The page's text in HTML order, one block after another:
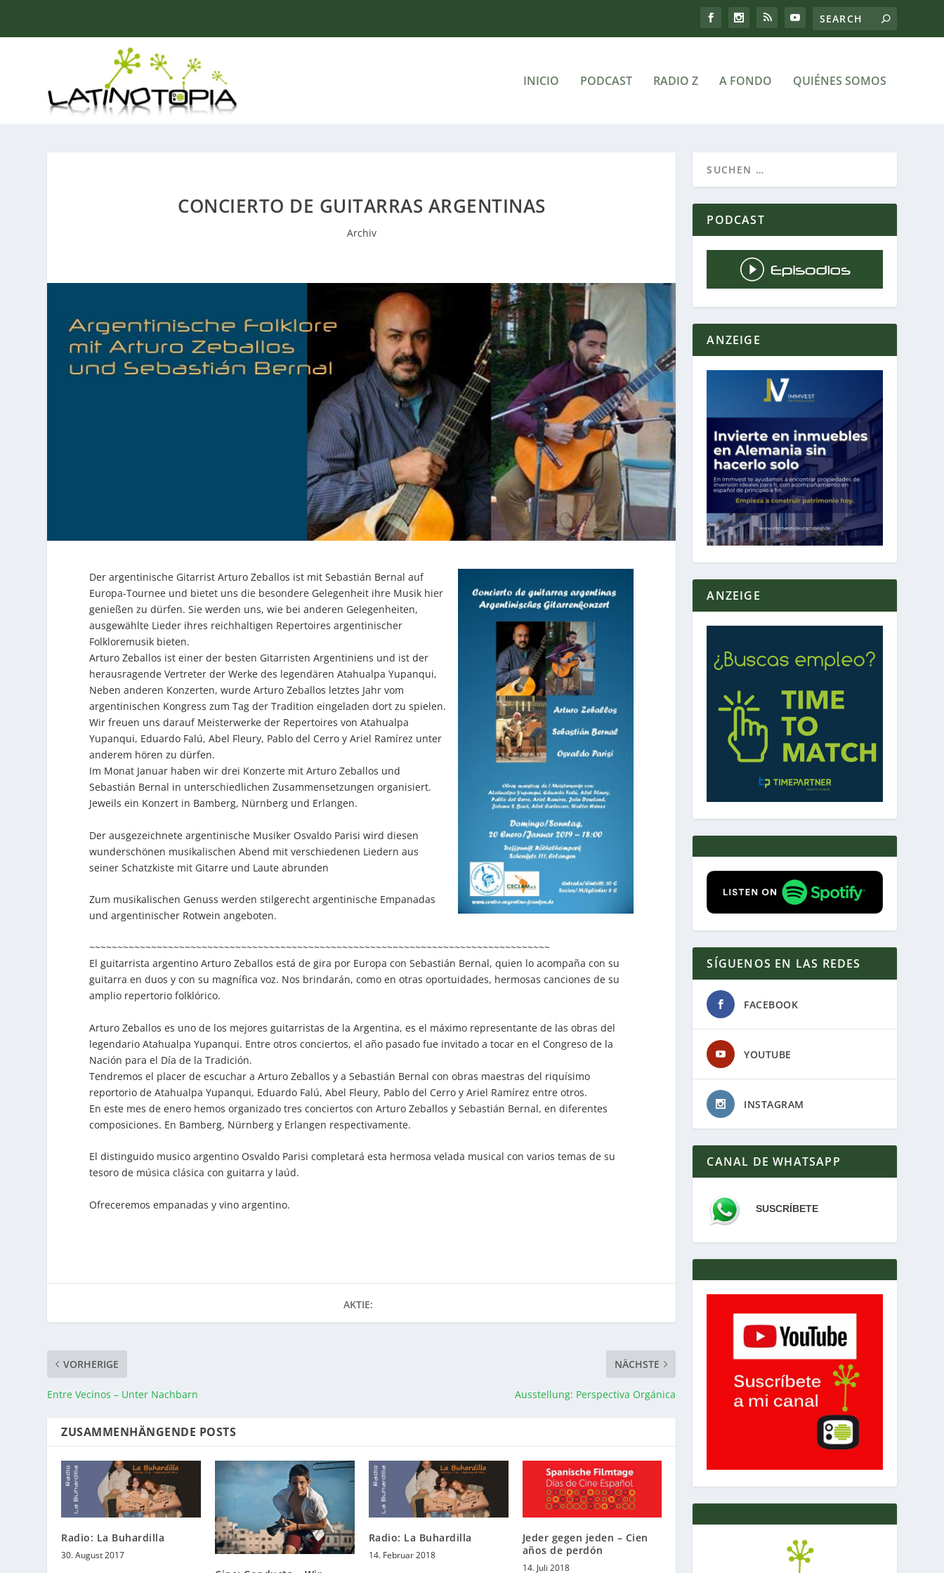
INICIO PODCAST RADIO Z A FONDO QUIÉNES SOMOS
CONCIERTO DE GUITARRAS ARGENTINAS
Archiv
Der argentinische Gitarrist Arturo Zeballos ist mit Sebastián Bernal auf
Europa-Tournee und bietet uns die besondere Gelegenheit ihre Musik hier
genießen zu dürfen. Sie werden uns, wie bei anderen Gelegenheiten,
ausgewählte Lieder ihres reichhaltigen Repertoires argentinischer
Folkloremusik bieten.
Arturo Zeballos ist einer der besten Gitarristen Argentiniens und ist der
herausragende Vertreter der Werke des legendären Atahualpa Yupanqui,
Neben anderen Konzerten, wurde Arturo Zeballos letztes Jahr vom
argentinischen Kongress zum Tag der Tradition eingeladen dort zu spielen.
Wir freuen uns darauf Meisterwerke der Repertoires von Atahualpa
Yupanqui, Eduardo Falú, Abel Fleury, Pablo del Cerro y Ariel Ramírez unter
anderem hören zu dürfen.
Im Monat Januar haben wir drei Konzerte mit Arturo Zeballos und
Sebastián Bernal in unterschiedlichen Zusammensetzungen organisiert.
Jeweils ein Konzert in Bamberg, Nürnberg und Erlangen.
Der ausgezeichnete argentinische Musiker Osvaldo Parisi wird diesen
wunderschönen musikalischen Abend mit verschiedenen Liedern aus
seiner Schatzkiste mit Gitarre und Laute abrunden
Zum musikalischen Genuss werden stilgerecht argentinische Empanadas
und argentinischer Rotwein angeboten.
~~~~~~~~~~~~~~~~~~~~~~~~~~~~~~~~~~~~~~~~~~~~~~~~~~~~~~~~~~~~~~~~~~~~~~~~~~~~~~~~~~
El guitarrista argentino Arturo Zeballos está de gira por Europa con Sebastián Bernal, quien lo acompaña con su
guitarra en duos y con su magnífica voz. Nos brindarán, como en otras oportuidades, hermosas canciones de su
amplio repertorio folklórico.
Arturo Zeballos es uno de los mejores guitarristas de la Argentina, es el máximo representante de las obras del
legendario Atahualpa Yupanqui. Entre otros conciertos, el año pasado fue invitado a tocar en el Congreso de la
Nación para el Día de la Tradición.
Tendremos el placer de escuchar a Arturo Zeballos y a Sebastián Bernal con obras maestras del riquísimo
reportorio de Atahualpa Yupanqui, Eduardo Falú, Abel Fleury, Pablo del Cerro y Ariel Ramírez entre otros.
En este mes de enero hemos organizado tres conciertos con Arturo Zeballos y Sebastián Bernal, en diferentes
composiciones. En Bamberg, Nürnberg y Erlangen respectivamente.
El distinguido musico argentino Osvaldo Parisi completará esta hermosa velada musical con varios temas de su
tesoro de música clásica con guitarra y laúd.
Ofreceremos empanadas y vino argentino.
AKTIE:
VORHERIGE
Entre Vecinos – Unter Nachbarn
NÄCHSTE
Ausstellung: Perspectiva Orgánica
ZUSAMMENHÄNGENDE POSTS
Radio: La Buhardilla
30. August 2017
Radio: La Buhardilla
14. Februar 2018
Jeder gegen jeden – Cien
años de perdón
14. Juli 2018
PODCAST
ANZEIGE
ANZEIGE
SÍGUENOS EN LAS REDES
FACEBOOK
YOUTUBE
INSTAGRAM
CANAL DE WHATSAPP
SUSCRÍBETE